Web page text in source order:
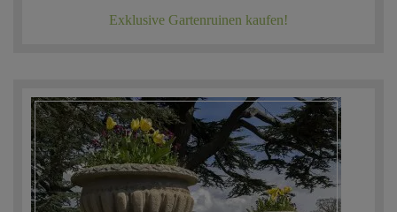
Exklusive Gartenruinen kaufen!